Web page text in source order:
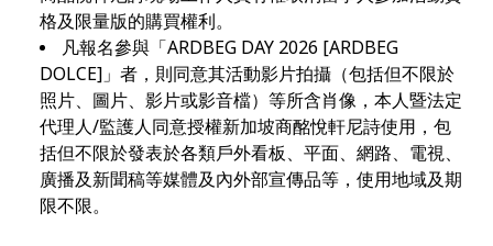
格及限量版的購買權利。
凡報名參與「ARDBEG DAY 2026 [ARDBEG
DOLCE] 」者，則同意其活動影片拍攝（包括但不限於
照片、圖片、影片或影音檔）等所含肖像，本人暨法定
代理人/監護人同意授權新加坡商酩悅軒尼詩使用，包
括但不限於發表於各類戶外看板、平面、網路、電視、
廣播及新聞稿等媒體及內外部宣傳品等，使用地域及期
限不限。